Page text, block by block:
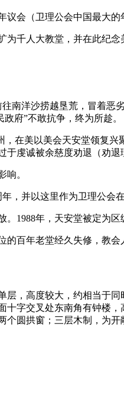
会（卫理公会中国最大的
千人大教堂，并在此纪
南洋沙捞越垦荒，冒着
府”不敢抗争，终为所趁。
在美以美会天安堂领复
虔诚被余慈度劝退（劝退
响。
，并以这里作为卫理公会
1988年，天安堂被定为区
的百年老堂经久失修，教
，高度较大，约相当于
字交叉处东南角有钟楼
圆拱窗；三层木制，为开